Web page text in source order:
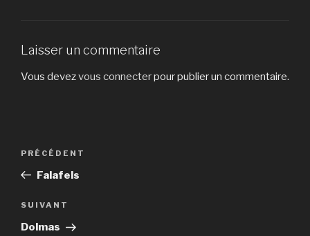
Laisser un commentaire
Vous devezvous connecterpour publier un commentaire.
Navigation
l’article
Article
précédent
PRÉCÉDENT
Falafels
Article
suivant
SUIVANT
Dolmas